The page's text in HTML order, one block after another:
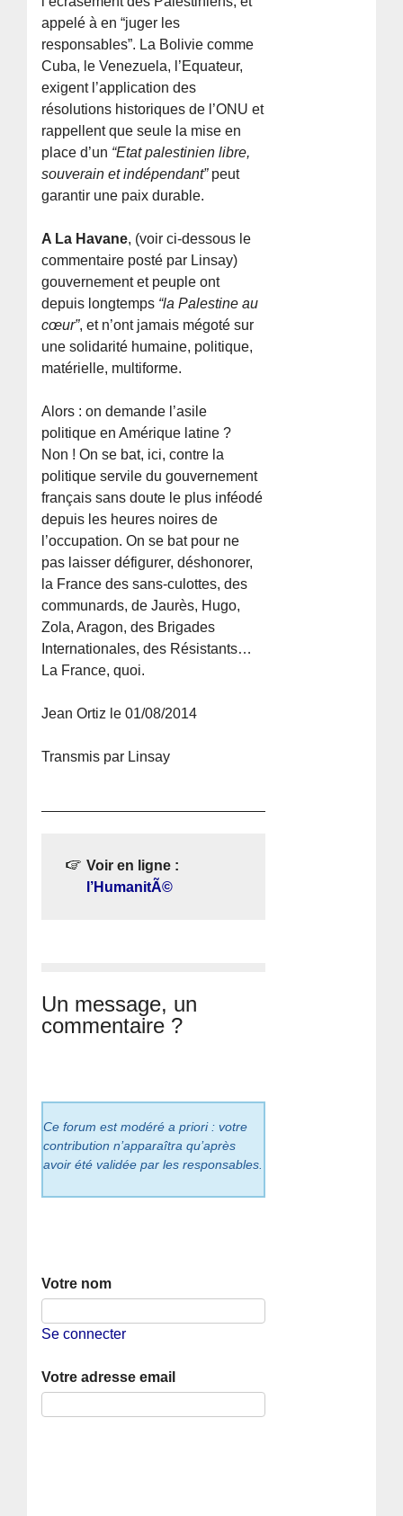
appelé à en “juger les
responsables”. La Bolivie comme
Cuba, le Venezuela, l’Equateur,
exigent l’application des
résolutions historiques de l’ONU et
rappellent que seule la mise en
place d’un “Etat palestinien libre,
souverain et indépendant”peut
garantir une paix durable.
A La Havane, (voir ci-dessous le
commentaire posté par Linsay)
gouvernement et peuple ont
depuis longtemps “la Palestine au
cœur”, et n’ont jamais mégoté sur
une solidarité humaine, politique,
matérielle, multiforme.
Alors : on demande l’asile
politique en Amérique latine ?
Non ! On se bat, ici, contre la
politique servile du gouvernement
français sans doute le plus inféodé
depuis les heures noires de
l’occupation. On se bat pour ne
pas laisser défigurer, déshonorer,
la France des sans-culottes, des
communards, de Jaurès, Hugo,
Zola, Aragon, des Brigades
Internationales, des Résistants…
La France, quoi.
Jean Ortiz le 01/08/2014
Transmis par Linsay
Voir en ligne :
l’HumanitÃ©
Un message, un
commentaire ?
Ce forum est modéré a priori : votre
contribution n’apparaîtra qu’après
avoir été validée par les responsables.
Votre nom
Se connecter
Votre adresse email